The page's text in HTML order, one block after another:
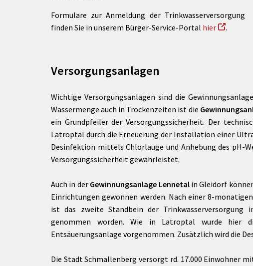
Formulare zur Anmeldung der Trinkwasserversorgung
finden Sie in unserem Bürger-Service-Portal hier .
Versorgungsanlagen
Wichtige Versorgungsanlagen sind die
Wassermenge auch in Trockenzeiten ist die
ein Grundpfeiler der Versorgungssicherheit. Der
Latroptal durch die Erneuerung der Installation einer
Desinfektion mittels Chlorlauge und Anhebung des pH-
Versorgungssicherheit gewährleistet.
Auch in der Gewinnungsanlage Lennetalin Gleidorf
Einrichtungen gewonnen werden. Nach einer 8-
ist das zweite Standbein der Trinkwasserversorgung
genommen worden. Wie in Latroptal wurde hier
Entsäuerungsanlage vorgenommen. Zusätzlich wird die
Die Stadt Schmallenberg versorgt rd. 17.000 Einwohner